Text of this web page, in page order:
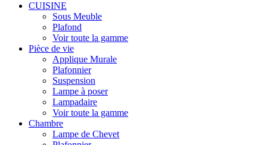
CUISINE
Sous Meuble
Plafond
Voir toute la gamme
Pièce de vie
Applique Murale
Plafonnier
Suspension
Lampe à poser
Lampadaire
Voir toute la gamme
Chambre
Lampe de Chevet